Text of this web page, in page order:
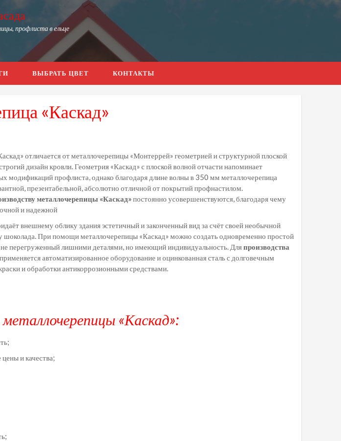
профлиста в ельце
ВЫБРАТЬ ЦВЕТ КОНТАКТЫ
«Каскад»
отличается от металлочерепицы «Монтеррей» геометрией и структурной плоской
дизайн кровли. Геометрия «Каскад» с плоской волной отчасти напоминает
модификаций профлиста, однако благодаря длине волны в 350 мм металлочерепица
презентабельной, абсолютно отличной от покрытий профнастилом.
металлочерепицы «Каскад»постоянно усовершенствуются, благодаря чему
и надежной
внешнему облику здания эстетичный и законченный вид за счёт своей необычной
При помощи металлочерепицы «Каскад» можно создать одновременно простой
не перегруженный лишними деталями, но имеющий индивидуальность. Дляпроизводства
автоматизированное оборудование и оцинкованная сталь с долговечным
и обработки антикоррозионными средствами.
«Каскад»:
и качества;